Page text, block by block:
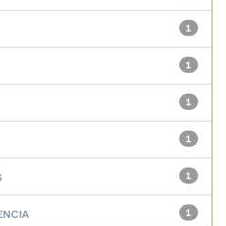
1
1
1
1
1
1